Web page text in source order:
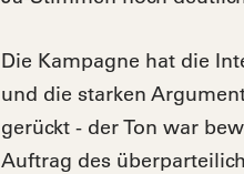
Die Kampagne hat die
und die starken
gerückt - der Ton war
Auftrag des